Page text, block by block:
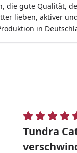
die gute Qualität,
lieben, aktiver
in
Tundra